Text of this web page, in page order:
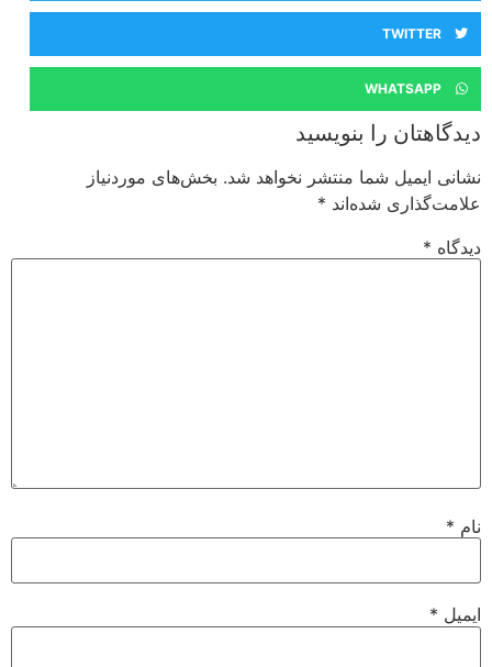
TWITTER
WHATSAPP
دیدگاهتان را بنویسید
نشانی ایمیل شما منتشر نخواهد شد. بخش‌های موردنیاز
علامت‌گذاری شده‌اند*
دیدگاه*
نام*
ایمیل*